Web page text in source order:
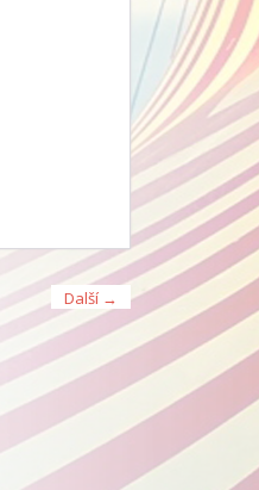
Další →